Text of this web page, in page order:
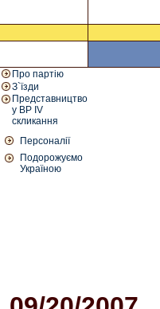
Про партію
З`їзди
Представництво
у ВР IV
скликання
Персоналії
Подорожуємо
Україною